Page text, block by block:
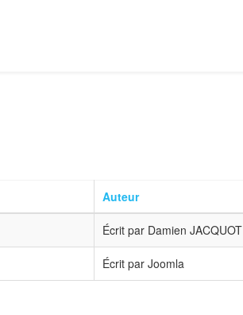
Auteur
Écrit par Damien JACQUOT
Écrit par Joomla